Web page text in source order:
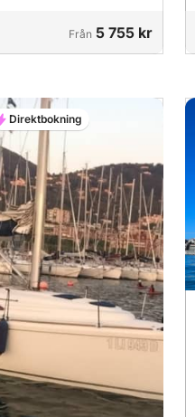
Från 5 755 kr
Direktbokning